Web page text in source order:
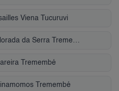
Viena Tucuruvi
Tremembé
Tremembé